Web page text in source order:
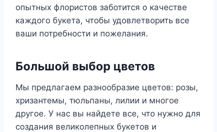
опытных флористов заботится о качестве
каждого букета, чтобы удовлетворить все
ваши потребности и пожелания.
Большой выбор цветов
Мы предлагаем разнообразие цветов: розы,
хризантемы, тюльпаны, лилии и многое
другое. У нас вы найдете все, что нужно для
создания великолепных букетов и